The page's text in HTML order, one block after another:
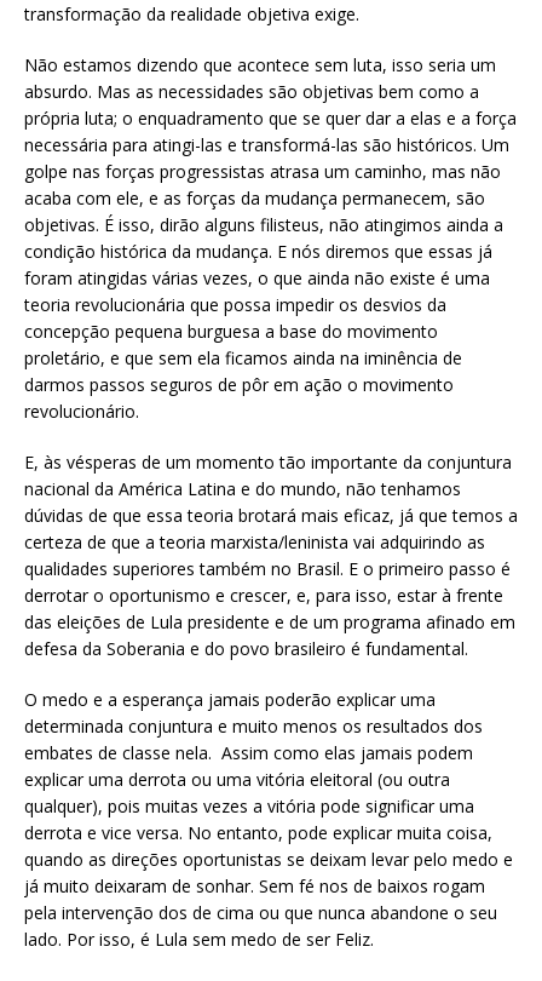
transformação da realidade objetiva exige.
Não estamos dizendo que acontece sem luta, isso seria um
absurdo. Mas as necessidades são objetivas bem como a
própria luta; o enquadramento que se quer dar a elas e a força
necessária para atingi-las e transformá-las são históricos. Um
golpe nas forças progressistas atrasa um caminho, mas não
acaba com ele, e as forças da mudança permanecem, são
objetivas. É isso, dirão alguns filisteus, não atingimos ainda a
condição histórica da mudança. E nós diremos que essas já
foram atingidas várias vezes, o que ainda não existe é uma
teoria revolucionária que possa impedir os desvios da
concepção pequena burguesa a base do movimento
proletário, e que sem ela ficamos ainda na iminência de
darmos passos seguros de pôr em ação o movimento
revolucionário.
E, às vésperas de um momento tão importante da conjuntura
nacional da América Latina e do mundo, não tenhamos
dúvidas de que essa teoria brotará mais eficaz, já que temos a
certeza de que a teoria marxista/leninista vai adquirindo as
qualidades superiores também no Brasil. E o primeiro passo é
derrotar o oportunismo e crescer, e, para isso, estar à frente
das eleições de Lula presidente e de um programa afinado em
defesa da Soberania e do povo brasileiro é fundamental.
O medo e a esperança jamais poderão explicar uma
determinada conjuntura e muito menos os resultados dos
embates de classe nela. Assim como elas jamais podem
explicar uma derrota ou uma vitória eleitoral (ou outra
qualquer), pois muitas vezes a vitória pode significar uma
derrota e vice versa. No entanto, pode explicar muita coisa,
quando as direções oportunistas se deixam levar pelo medo e
já muito deixaram de sonhar. Sem fé nos de baixos rogam
pela intervenção dos de cima ou que nunca abandone o seu
lado. Por isso, é Lula sem medo de ser Feliz.